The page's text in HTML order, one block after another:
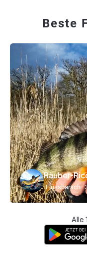
Beste
Räuber-
Flussbarsch
Alle